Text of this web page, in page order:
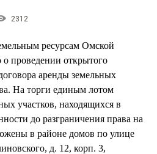
2312
ресурсам Омской
проведении открытого
аренды земельных
На торги единым лотом
участков, находящихся в
до разграничения права на
в районе домов по улице
д. 12, корп. 3,